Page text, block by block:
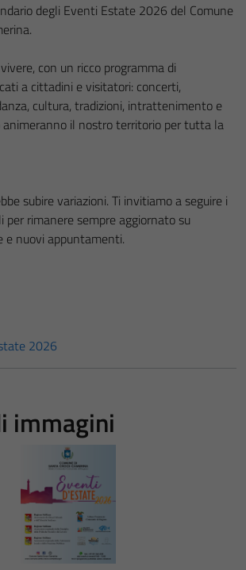
degli Eventi Estate 2026 del Comune
con un ricco programma di
a cittadini e visitatori: concerti,
cultura, tradizioni, intrattenimento e
il nostro territorio per tutta la
subire variazioni. Ti invitiamo a seguire i
per rimanere sempre aggiornato su
e nuovi appuntamenti.
2026
immagini